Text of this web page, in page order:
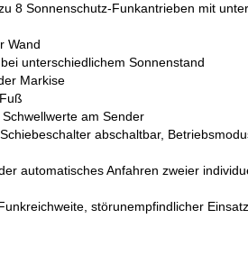
8 Sonnenschutz-Funkantrieben mit
Wand
unterschiedlichem Sonnenstand
Markise
am Sender
abschaltbar,
automatisches Anfahren zweier
störunempfindlicher